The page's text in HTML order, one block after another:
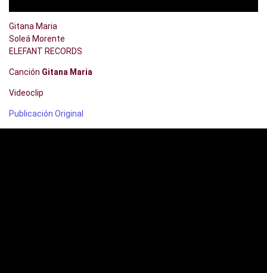
Gitana Maria
Soleá Morente
ELEFANT RECORDS
Canción Gitana Maria
Videoclip
Publicación Original